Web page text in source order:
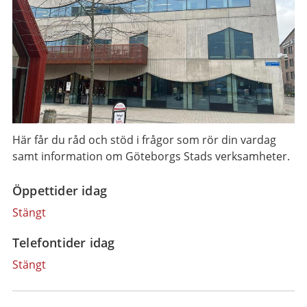
Här får du råd och stöd i frågor som rör din vardag
samt information om Göteborgs Stads verksamheter.
Öppettider idag
Stängt
Telefontider idag
Stängt